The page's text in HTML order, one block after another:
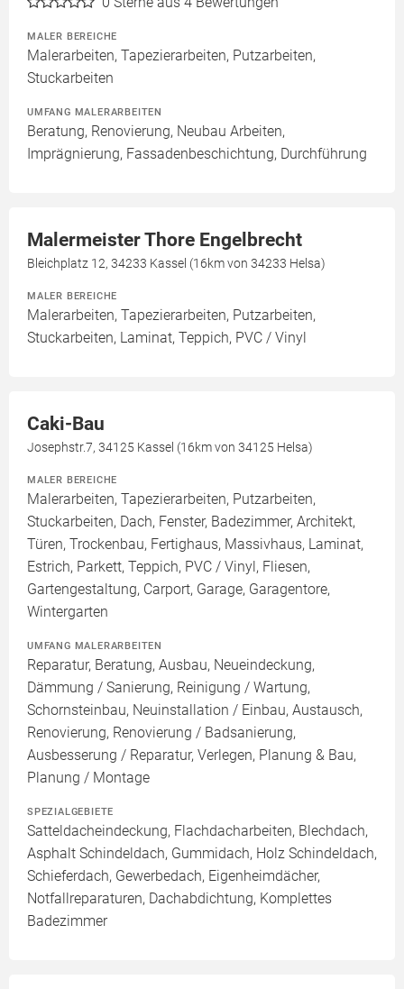
MALER BEREICHE
Malerarbeiten, Tapezierarbeiten, Putzarbeiten,
Stuckarbeiten
UMFANG MALERARBEITEN
Beratung, Renovierung, Neubau Arbeiten,
Imprägnierung, Fassadenbeschichtung, Durchführung
Malermeister Thore Engelbrecht
Bleichplatz 12, 34233 Kassel (16km von 34233 Helsa)
MALER BEREICHE
Malerarbeiten, Tapezierarbeiten, Putzarbeiten,
Stuckarbeiten, Laminat, Teppich, PVC / Vinyl
Caki-Bau
Josephstr.7, 34125 Kassel (16km von 34125 Helsa)
MALER BEREICHE
Malerarbeiten, Tapezierarbeiten, Putzarbeiten,
Stuckarbeiten, Dach, Fenster, Badezimmer, Architekt,
Türen, Trockenbau, Fertighaus, Massivhaus, Laminat,
Estrich, Parkett, Teppich, PVC / Vinyl, Fliesen,
Gartengestaltung, Carport, Garage, Garagentore,
Wintergarten
UMFANG MALERARBEITEN
Reparatur, Beratung, Ausbau, Neueindeckung,
Dämmung / Sanierung, Reinigung / Wartung,
Schornsteinbau, Neuinstallation / Einbau, Austausch,
Renovierung, Renovierung / Badsanierung,
Ausbesserung / Reparatur, Verlegen, Planung & Bau,
Planung / Montage
SPEZIALGEBIETE
Satteldacheindeckung, Flachdacharbeiten, Blechdach,
Asphalt Schindeldach, Gummidach, Holz Schindeldach,
Schieferdach, Gewerbedach, Eigenheimdächer,
Notfallreparaturen, Dachabdichtung, Komplettes
Badezimmer